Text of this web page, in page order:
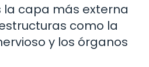
la capa más externa
como la
y los órganos